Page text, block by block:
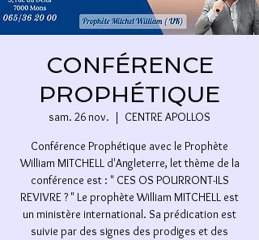
CONFÉRENCE
PROPHÉTIQUE
sam. 26 nov.
  |
CENTRE APOLLOS
Conférence Prophétique avec le Prophète
William MITCHELL d'Angleterre, let thème de la
conférence est : " CES OS POURRONT-ILS
REVIVRE ? " Le prophète William MITCHELL est
un ministère international. Sa prédication est
suivie par des signes des prodiges et des